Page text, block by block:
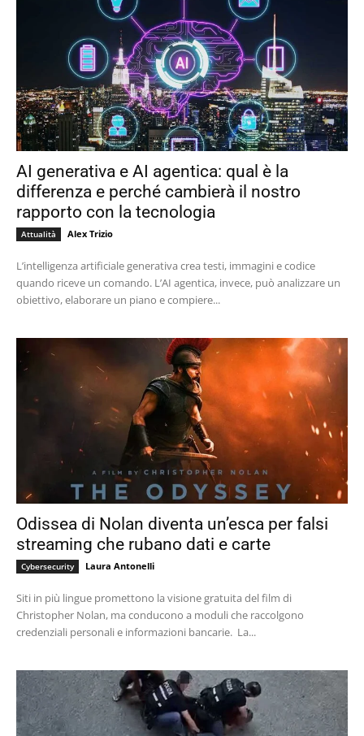
AI generativa e AI agentica: qual è la
differenza e perché cambierà il nostro
rapporto con la tecnologia
Attualità Alex Trizio
L’intelligenza artificiale generativa crea testi, immagini e codice
quando riceve un comando. L’AI agentica, invece, può analizzare un
obiettivo, elaborare un piano e compiere...
Odissea di Nolan diventa un’esca per falsi
streaming che rubano dati e carte
Cybersecurity Laura Antonelli
Siti in più lingue promettono la visione gratuita del film di
Christopher Nolan, ma conducono a moduli che raccolgono
credenziali personali e informazioni bancarie. La...